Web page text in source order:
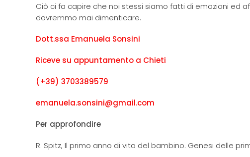
Ciò ci fa capire che noi stessi siamo fatti di emozioni ed
dovremmo mai dimenticare.
Dott.ssa Emanuela Sonsini
Riceve su appuntamento a Chieti
(+39) 3703389579
emanuela.sonsini@gmail.com
Per approfondire
R. Spitz, Il primo anno di vita del bambino. Genesi delle